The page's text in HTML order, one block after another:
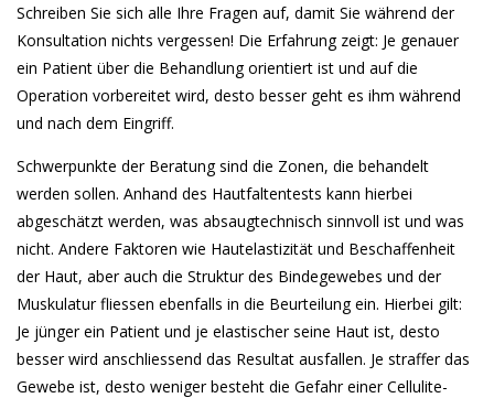
Schreiben Sie sich alle Ihre Fragen auf, damit Sie während der
Konsultation nichts vergessen! Die Erfahrung zeigt: Je genauer
ein Patient über die Behandlung orientiert ist und auf die
Operation vorbereitet wird, desto besser geht es ihm während
und nach dem Eingriff.
Schwerpunkte der Beratung sind die Zonen, die behandelt
werden sollen. Anhand des Hautfaltentests kann hierbei
abgeschätzt werden, was absaugtechnisch sinnvoll ist und was
nicht. Andere Faktoren wie Hautelastizität und Beschaffenheit
der Haut, aber auch die Struktur des Bindegewebes und der
Muskulatur fliessen ebenfalls in die Beurteilung ein. Hierbei gilt:
Je jünger ein Patient und je elastischer seine Haut ist, desto
besser wird anschliessend das Resultat ausfallen. Je straffer das
Gewebe ist, desto weniger besteht die Gefahr einer Cellulite-